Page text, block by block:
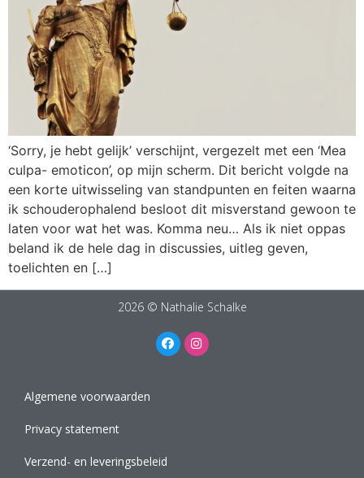
‘Sorry, je hebt gelijk’ verschijnt, vergezelt met een ‘Mea
culpa- emoticon’, op mijn scherm. Dit bericht volgde na
een korte uitwisseling van standpunten en feiten waarna
ik schouderophalend besloot dit misverstand gewoon te
laten voor wat het was. Komma neu… Als ik niet oppas
beland ik de hele dag in discussies, uitleg geven,
toelichten en […]
2026 © Nathalie Schalke
Algemene voorwaarden
Privacy statement
Verzend- en leveringsbeleid